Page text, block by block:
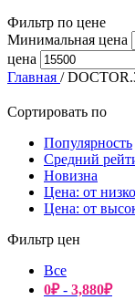
Фильтр по цене
Минимальная цена
цена
Главная /
Сортировать по
Популярность
Средний
Новизна
Цена: от
Цена: от
Фильтр цен
Все
0₽- 3,880₽